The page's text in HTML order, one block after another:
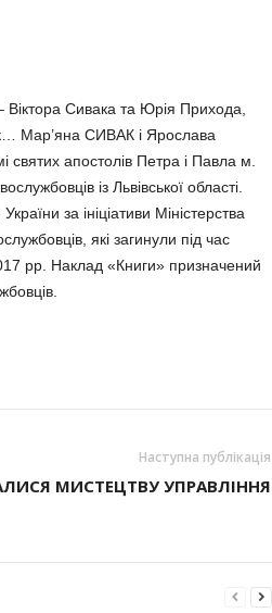
Віктора Сивака та Юрія Прихода,
Мар’яна СИВАК і Ярослава
святих апостолів Петра і Павла м.
із Львівської області.
за ініціативи Міністерства
які загинули під час
рр. Наклад «Книги» призначений
Наступна публікація
МИСТЕЦТВУ УПРАВЛІННЯ